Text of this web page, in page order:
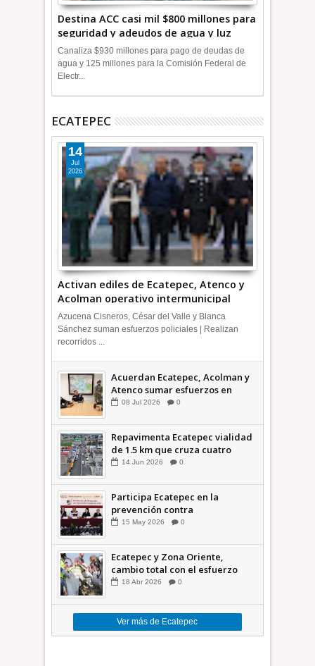
Destina ACC casi mil $800 millones para
seguridad y adeudos de agua y luz
+Video
Canaliza $930 millones para pago de deudas de
agua y 125 millones para la Comisión Federal de
Electr...
ECATEPEC
Activan ediles de Ecatepec, Atenco y
Acolman operativo intermunicipal
14
Jul
2026
Azucena Cisneros, César del Valle y Blanca
Sánchez suman esfuerzos policiales | Realizan
recorridos ...
Acuerdan Ecatepec, Acolman y
Atenco sumar esfuerzos en
seguridad
08 Jul 2026 0
Repavimenta Ecatepec vialidad
de 1.5 km que cruza cuatro
comunidades +Video
14 Jun 2026 0
Participa Ecatepec en la
prevención contra
inundaciones en el Valle de
15 May 2026 0
Ecatepec y Zona Oriente,
cambio total con el esfuerzo
conjunto: Azucena; retiran 21
18 Abr 2026 0
Ver más de Ecatepec